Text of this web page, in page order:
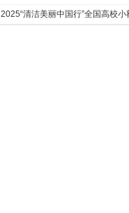
奖 “同美共生”落地回响
2025“清洁美丽中国行”全国高校小